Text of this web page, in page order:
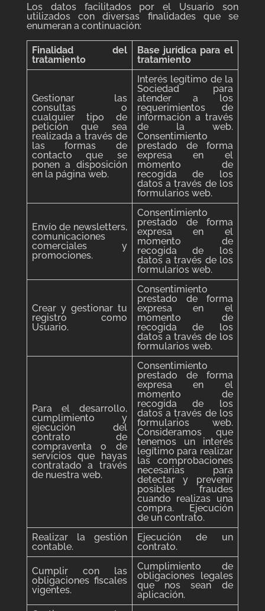
Los datos facilitados por el Usuario son
utilizados con diversas finalidades que se
enumeran a continuación:
Finalidad del
tratamiento
Base jurídica para el
tratamiento
Gestionar las
consultas o
cualquier tipo de
petición que sea
realizada a través de
las formas de
contacto que se
ponen a disposición
en la página web.
Interés legítimo de la
Sociedad para
atender a los
requerimientos de
información a través
de la web.
Consentimiento
prestado de forma
expresa en el
momento de
recogida de los
datos a través de los
formularios web.
Envío de newsletters,
comunicaciones
comerciales y
promociones.
Consentimiento
prestado de forma
expresa en el
momento de
recogida de los
datos a través de los
formularios web.
Crear y gestionar tu
registro como
Usuario.
Consentimiento
prestado de forma
expresa en el
momento de
recogida de los
datos a través de los
formularios web.
Para el desarrollo,
cumplimiento y
ejecución del
contrato de
compraventa o de
servicios que hayas
contratado a través
de nuestra web.
Consentimiento
prestado de forma
expresa en el
momento de
recogida de los
datos a través de los
formularios web.
Consideramos que
tenemos un interés
legítimo para realizar
las comprobaciones
necesarias para
detectar y prevenir
posibles fraudes
cuando realizas una
compra. Ejecución
de un contrato.
Realizar la gestión
contable.
Ejecución de un
contrato.
Cumplir con las
obligaciones fiscales
vigentes.
Cumplimiento de
obligaciones legales
que nos sean de
aplicación.